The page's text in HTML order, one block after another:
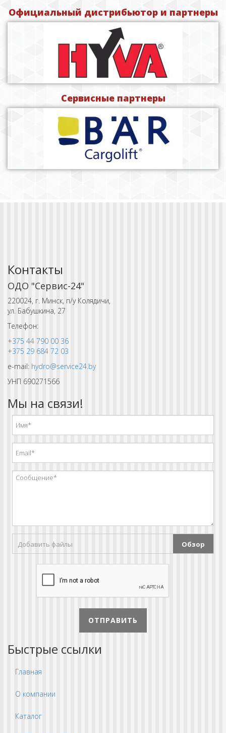
Официальный дистрибьютор и партнеры
Сервисные партнеры
Контакты
ОДО "Сервис-24"
220024, г. Минск, п/у Колядичи,
ул. Бабушкина, 27
Телефон:
+375 44 790 00 36
+375 29 684 72 03
e-mail: hydro@service24.by
УНП 690271566
Мы на связи!
Добавить файлы Обзор
ОТПРАВИТЬ
Быстрые ссылки
Главная
О компании
Каталог